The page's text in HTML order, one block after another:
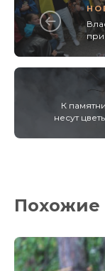
К
несут
Похожие